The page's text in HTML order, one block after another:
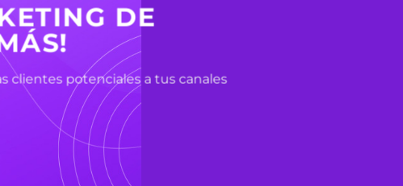
DE
clientes potenciales a tus canales